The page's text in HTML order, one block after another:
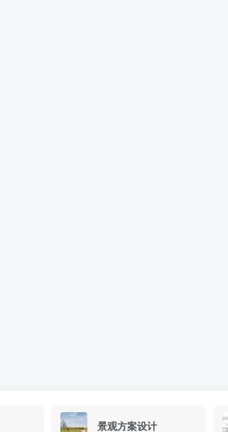
景观方案设计